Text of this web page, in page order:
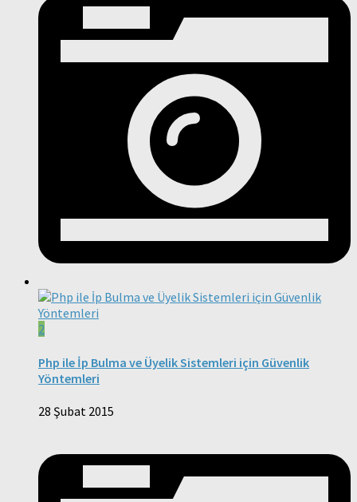
2
Php ile İp Bulma ve Üyelik Sistemleri için Güvenlik
Yöntemleri
28 Şubat 2015